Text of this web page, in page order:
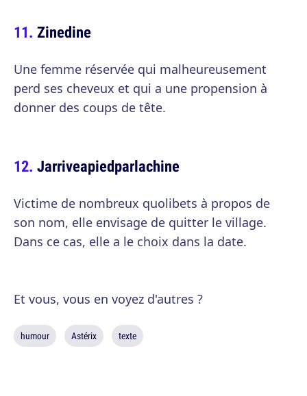
Zinedine
Une femme réservée qui malheureusement
perd ses cheveux et qui a une propension à
donner des coups de tête.
Jarriveapiedparlachine
Victime de nombreux quolibets à propos de
son nom, elle envisage de quitter le village.
Dans ce cas, elle a le choix dans la date.
Et vous, vous en voyez d'autres ?
humour Astérix texte